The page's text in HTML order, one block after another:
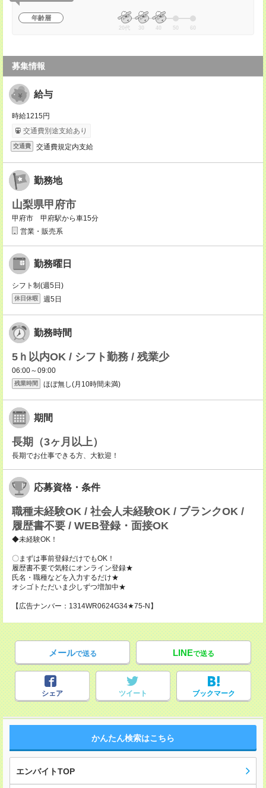
年齢層
20代 30 40 50 60
募集情報
給与
時給1215円
交通費別途支給あり
交通費 交通費規定内支給
勤務地
山梨県甲府市
甲府市 甲府駅から車15分
営業・販売系
勤務曜日
シフト制(週5日)
休日休暇 週5日
勤務時間
5ｈ以内OK / シフト勤務 / 残業少
06:00～09:00
残業時間 ほぼ無し(月10時間未満)
期間
長期（3ヶ月以上）
長期でお仕事できる方、大歓迎！
応募資格・条件
職種未経験OK / 社会人未経験OK / ブランクOK /
履歴書不要 / WEB登録・面接OK
◆未経験OK！
〇まずは事前登録だけでもOK！
履歴書不要で気軽にオンライン登録★
氏名・職種などを入力するだけ★
オシゴトただいま少しずつ増加中★
【広告ナンバー：1314WR0624G34★75-N】
メールで送る LINEで送る
シェア ツイート ブックマーク
かんたん検索はこちら
エンバイトTOP